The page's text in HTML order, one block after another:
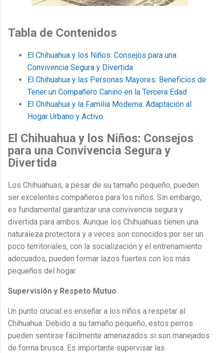
Tabla de Contenidos
El Chihuahua y los Niños: Consejos para una
Convivencia Segura y Divertida
El Chihuahua y las Personas Mayores: Beneficios de
Tener un Compañero Canino en la Tercera Edad
El Chihuahua y la Familia Moderna: Adaptación al
Hogar Urbano y Activo
El Chihuahua y los Niños: Consejos
para una Convivencia Segura y
Divertida
Los Chihuahuas, a pesar de su tamaño pequeño, pueden
ser excelentes compañeros para los niños. Sin embargo,
es fundamental garantizar una convivencia segura y
divertida para ambos. Aunque los Chihuahuas tienen una
naturaleza protectora y a veces son conocidos por ser un
poco territoriales, con la socialización y el entrenamiento
adecuados, pueden formar lazos fuertes con los más
pequeños del hogar.
Supervisión y Respeto Mutuo
Un punto crucial es enseñar a los niños a respetar al
Chihuahua. Debido a su tamaño pequeño, estos perros
pueden sentirse fácilmente amenazados si son manejados
de forma brusca. Es importante supervisar las